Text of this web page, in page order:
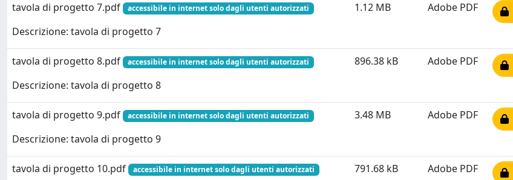
tavola di progetto 7.pdf accessibile in internet solo dagli utenti autorizzati
Descrizione: tavola di progetto 7
1.12 MB Adobe PDF
tavola di progetto 8.pdf accessibile in internet solo dagli utenti autorizzati
Descrizione: tavola di progetto 8
896.38 kB Adobe PDF
tavola di progetto 9.pdf accessibile in internet solo dagli utenti autorizzati
Descrizione: tavola di progetto 9
3.48 MB Adobe PDF
tavola di progetto 10.pdf accessibile in internet solo dagli utenti autorizzati 791.68 kB Adobe PDF